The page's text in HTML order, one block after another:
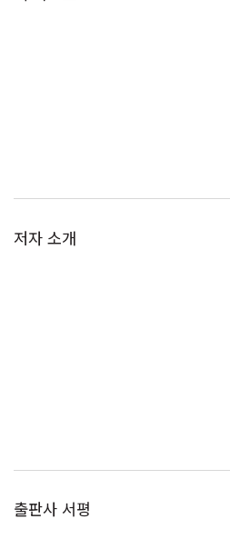
저자 소개
출판사 서평